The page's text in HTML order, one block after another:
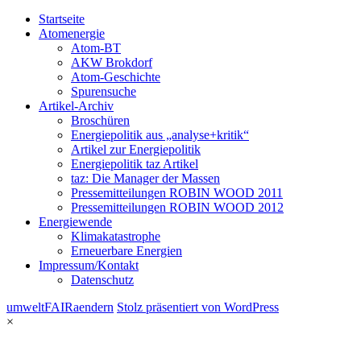
Startseite
Atomenergie
Atom-BT
AKW Brokdorf
Atom-Geschichte
Spurensuche
Artikel-Archiv
Broschüren
Energiepolitik aus „analyse+kritik“
Artikel zur Energiepolitik
Energiepolitik taz Artikel
taz: Die Manager der Massen
Pressemitteilungen ROBIN WOOD 2011
Pressemitteilungen ROBIN WOOD 2012
Energiewende
Klimakatastrophe
Erneuerbare Energien
Impressum/Kontakt
Datenschutz
umweltFAIRaendern Stolz präsentiert von WordPress
×